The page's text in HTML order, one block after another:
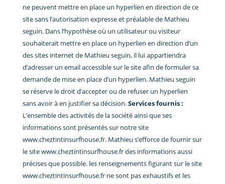
ne peuvent mettre en place un hyperlien en direction de ce
site sans l’autorisation expresse et préalable de Mathieu
seguin. Dans l’hypothèse où un utilisateur ou visiteur
souhaiterait mettre en place un hyperlien en direction d’un
des sites internet de Mathieu seguin, il lui appartiendra
d’adresser un email accessible sur le site afin de formuler sa
demande de mise en place d’un hyperlien. Mathieu seguin
se réserve le droit d’accepter ou de refuser un hyperlien
sans avoir à en justifier sa décision.Services fournis :
L’ensemble des activités de la société ainsi que ses
informations sont présentés sur notre site
www.cheztintinsurfhouse.fr. Mathieu s’efforce de fournir sur
le site www.cheztintinsurfhouse.fr des informations aussi
précises que possible. les renseignements figurant sur le site
www.cheztintinsurfhouse.fr ne sont pas exhaustifs et les